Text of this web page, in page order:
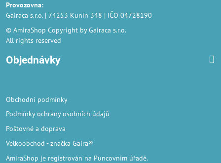
Provozovna:
Gairaca s.r.o. | 74253 Kunín 348 | IČO 04728190
© AmiraShop Copyright by Gairaca s.r.o.
All rights reserved
Objednávky
Obchodní podmínky
Podmínky ochrany osobních údajů
Poštovné a doprava
Velkoobchod - značka Gaira®
AmiraShop je registrován na Puncovním úřadě.